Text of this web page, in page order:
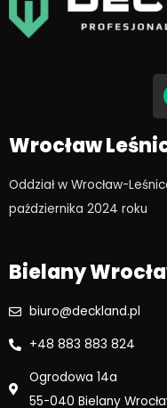
Wrocław
Oddział w Wrocław-
października 2024 roku​
Bielany
biuro@deckland.pl
+48 883 883 824
Ogrodowa 14a
55-040 Bielany